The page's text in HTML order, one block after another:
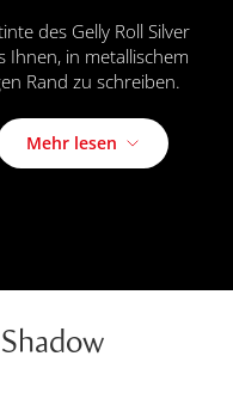
des Gelly Roll Silver
Ihnen, in metallischem
Rand zu schreiben.
Mehr lesen